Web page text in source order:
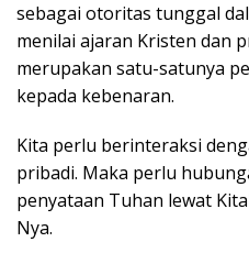
sebagai otoritas tunggal
menilai ajaran Kristen dan
merupakan satu-satunya
kepada kebenaran.
Kita perlu berinteraksi
pribadi. Maka perlu
penyataan Tuhan lewat
Nya.